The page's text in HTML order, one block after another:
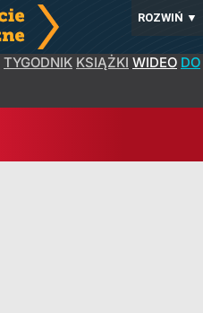
ROZWIŃ ▼
TYGODNIK KSIĄŻKI WIDEO DO